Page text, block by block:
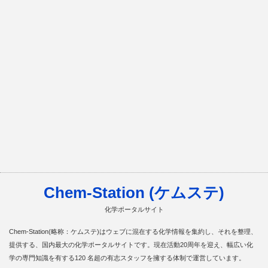
Chem-Station (ケムステ)
化学ポータルサイト
Chem-Station(略称：ケムステ)はウェブに混在する化学情報を集約し、それを整理、
提供する、国内最大の化学ポータルサイトです。現在活動20周年を迎え、幅広い化
学の専門知識を有する120 名超の有志スタッフを擁する体制で運営しています。